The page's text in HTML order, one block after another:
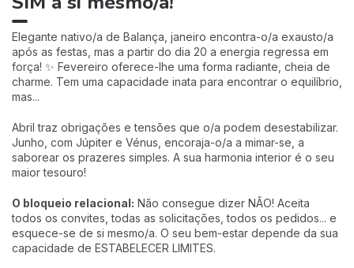
Elegante nativo/a de Balança, janeiro encontra-o/a exausto/a
após as festas, mas a partir do dia 20 a energia regressa em
força! ✨ Fevereiro oferece-lhe uma forma radiante, cheia de
charme. Tem uma capacidade inata para encontrar o equilíbrio,
mas...
Abril traz obrigações e tensões que o/a podem desestabilizar.
Junho, com Júpiter e Vénus, encoraja-o/a a mimar-se, a
saborear os prazeres simples. A sua harmonia interior é o seu
maior tesouro!
O bloqueio relacional: Não consegue dizer NÃO! Aceita
todos os convites, todas as solicitações, todos os pedidos... e
esquece-se de si mesmo/a. O seu bem-estar depende da sua
capacidade de ESTABELECER LIMITES.